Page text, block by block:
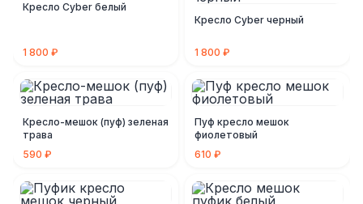
Кресло Cyber белый
1 800 ₽
Кресло Cyber черный
1 800 ₽
Кресло-мешок (пуф) зеленая
трава
590 ₽
Пуф кресло мешок
фиолетовый
610 ₽